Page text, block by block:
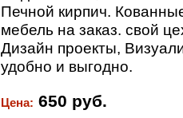
Печной кирпич.
мебель на заказ. свой
Дизайн проекты,
удобно и выгодно.
Цена: 650 руб.